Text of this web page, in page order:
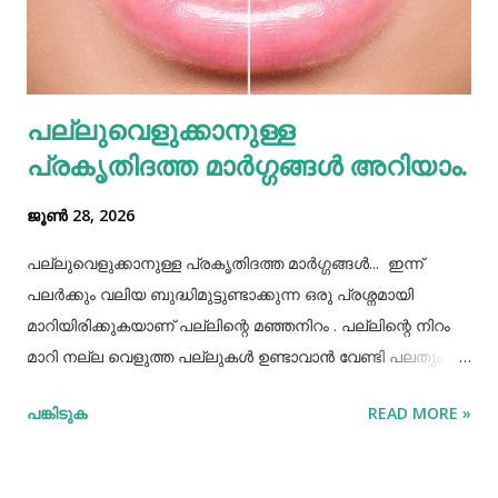
രീതിയല്ല. ഇത് മറ്റുള്ളവർക്ക് നമ്മളെക്കുറിച്ച് വളരെ
തെറ്റിദ്ധാരണ ഉണ്ടാക്കാൻ കാരണമായിത്തീരും. അതുപോലെ
വെള്ളം പോലെയുള്ള സാധനങ്ങൾ ഒരു പാത്രത്തിൽ
കൊണ്ടുവച്ചാൽ അത് അപ്പാടെ കുടിക്കാതെ മറ്റുള്ളവർക്ക്
കൂട...
പല്ലുവെളുക്കാനുള്ള
പ്രകൃതിദത്ത മാര്‍ഗ്ഗങ്ങള്‍ അറിയാം.
ജൂൺ 28, 2026
പല്ലുവെളുക്കാനുള്ള പ്രകൃതിദത്ത മാര്‍ഗ്ഗങ്ങള്‍... ഇന്ന്
പലർക്കും വലിയ ബുദ്ധിമുട്ടുണ്ടാക്കുന്ന ഒരു പ്രശ്നമായി
മാറിയിരിക്കുകയാണ് പല്ലിന്റെ മഞ്ഞനിറം . പല്ലിന്റെ നിറം
മാറി നല്ല വെളുത്ത പല്ലുകൾ ഉണ്ടാവാൻ വേണ്ടി പലതും
പല്ലിന്‍റെ മഞ്ഞനിറം മാറ്റാന്‍ പല മാര്‍ഗ്ഗങ്ങളും
പങ്കിടുക READ MORE »